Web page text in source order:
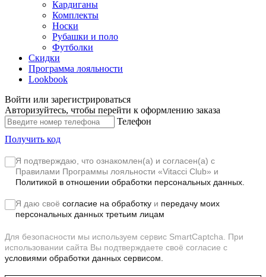
Кардиганы
Комплекты
Носки
Рубашки и поло
Футболки
Скидки
Программа лояльности
Lookbook
Войти или зарегистрироваться
Авторизуйтесь, чтобы перейти к оформлению заказа
Телефон
Получить код
Я подтверждаю, что ознакомлен(а) и согласен(а) с
Правилами Программы лояльности «Vitacci Club» и
Политикой в отношении обработки персональных данных.
Я даю своё согласие на обработку и передачу моих
персональных данных третьим лицам
Для безопасности мы используем сервис SmartCaptcha. При
использовании сайта Вы подтверждаете своё согласие с
условиями обработки данных сервисом.